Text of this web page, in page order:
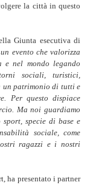
la città in questo
Giunta esecutiva di
evento che valorizza
nel mondo legando
sociali, turistici,
un patrimonio di tutti e
Per questo dispiace
Ma noi guardiamo
specie di base e
sociale, come
ragazzi e i nostri
ha presentato i partner